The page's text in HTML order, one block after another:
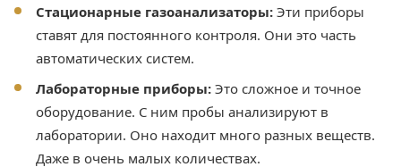
Стационарные газоанализаторы: Эти приборы
ставят для постоянного контроля. Они это часть
автоматических систем.
Лабораторные приборы: Это сложное и точное
оборудование. С ним пробы анализируют в
лаборатории. Оно находит много разных веществ.
Даже в очень малых количествах.